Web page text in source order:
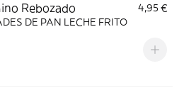
Rebozado
4,95 €
DE PAN LECHE FRITO